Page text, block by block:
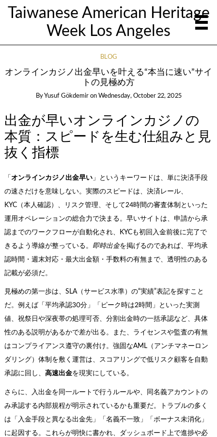
Taiwanese American Heritage
Week Los Angeles
BLOG
オンラインカジノ出金早いを叶える“本当に速い”サイ
トの見極め方
By Yusuf Gökdemir on Wednesday, October 22, 2025
出金が早いオンラインカジノの
本質：スピードを生む仕組みと見
抜く指標
「 オンラインカジノ出金早い」というキーワードは、単に決済手段
の速さだけを意味しない。実際のスピードは、決済レール、
KYC（本人確認）、リスク管理、そして24時間の審査体制といった
運用オペレーションの総合力で決まる。早いサイトは、申請から承
認までのワークフローが自動化され、KYCも初回入金前後に完了で
きるよう導線が整っている。 即時出金を掲げるのであれば、平均承
認時間・週末対応・最大出金額・手数料の有無まで、透明性のある
記載が必須だ。
見極めの第一歩は、SLA（サービス水準）の“実績”表記を探すこと
だ。例えば「平均承認30分」「ピーク時は2時間」といった実測
値、祝祭日や深夜帯の処理可否、分割出金時の一括承認など、具体
性のある説明があるかで差が出る。また、ライセンスや監査の有無
はコンプライアンス遵守の裏付け。強固なAML（アンチマネーロン
ダリング）体制を敷く運営は、スコアリングで低リスク顧客を自動
承認に回し、 高速出金を現実にしている。
さらに、入出金を同一ルートで行うルールや、同名義アカウントの
み承認する内部規程が明示されているかも重要だ。トラブルの多く
は「入金手段と異なる出金先」「名義不一致」「ボーナス未消化」
に起因する。これらが明快に書かれ、ダッシュボード上で進捗や必